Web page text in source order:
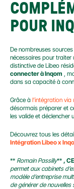
POUR
De nombreuses
nécessaires pour traiter
distinctive de Libeo
connecter à Inqom ,
dans sa capacité à
Grâce à l’intégration via
désormais préparer et
les valide et déclencher
Intégration Libeo x
** Romain Passilly** ,
permet aux cabinets
modèle d’entreprise
de générer de nouvelles